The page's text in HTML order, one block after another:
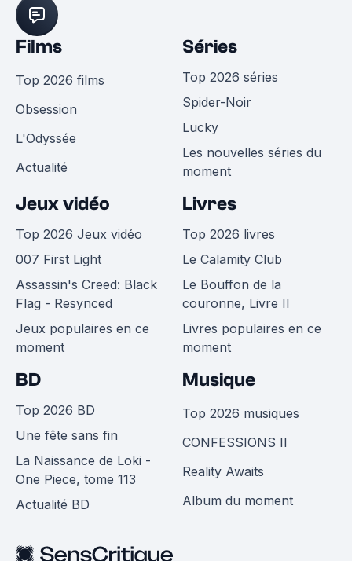
Films
Top 2026 films
Obsession
L'Odyssée
Actualité
Séries
Top 2026 séries
Spider-Noir
Lucky
Les nouvelles séries du
moment
Jeux vidéo
Top 2026 Jeux vidéo
007 First Light
Assassin's Creed: Black
Flag - Resynced
Jeux populaires en ce
moment
Livres
Top 2026 livres
Le Calamity Club
Le Bouffon de la
couronne, Livre II
Livres populaires en ce
moment
BD
Top 2026 BD
Une fête sans fin
La Naissance de Loki -
One Piece, tome 113
Actualité BD
Musique
Top 2026 musiques
CONFESSIONS II
Reality Awaits
Album du moment